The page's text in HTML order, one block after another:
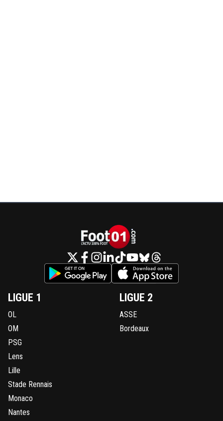
LIGUE 1
OL
OM
PSG
Lens
Lille
Stade Rennais
Monaco
Nantes
LIGUE 2
ASSE
Bordeaux